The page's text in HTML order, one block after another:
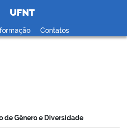
UFNT
Contatos
de Gênero e Diversidade